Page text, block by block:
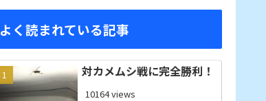
よく読まれている記事
対カメムシ戦に完全勝利！
10164 views